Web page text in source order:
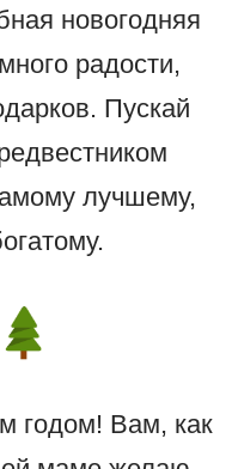
новогодняя
радости,
Пускай
лучшему,
годом! Вам, как